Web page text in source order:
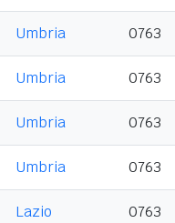
Umbria 0763
Umbria 0763
Umbria 0763
Umbria 0763
Lazio 0763